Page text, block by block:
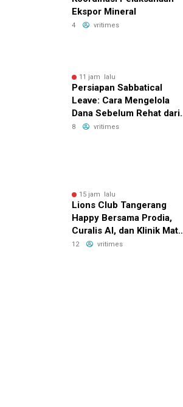
Ekspor Mineral
4 vritimes
11 jam lalu
Persiapan Sabbatical
Leave: Cara Mengelola
Dana Sebelum Rehat dari
Dunia Kerja
8 vritimes
15 jam lalu
Lions Club Tangerang
Happy Bersama Prodia,
Curalis AI, dan Klinik Mata
Serpong Perluas Akses
12 vritimes